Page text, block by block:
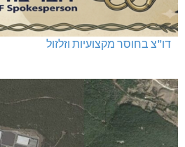
דו"צ בחוסר מקצועיות וזלזול